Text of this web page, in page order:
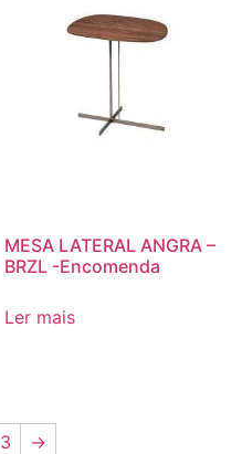
MESA LATERAL ANGRA –
BRZL -Encomenda
Ler mais
3 →